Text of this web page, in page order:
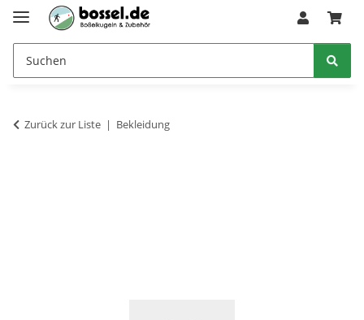
Zurück zur Liste Bekleidung